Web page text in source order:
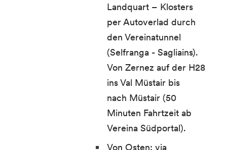
Landquart – Klosters
per Autoverlad durch
den Vereinatunnel
(Selfranga - Sagliains).
Von Zernez auf der H28
ins Val Müstair bis
nach Müstair (50
Minuten Fahrtzeit ab
Vereina Südportal).
Von Osten: via